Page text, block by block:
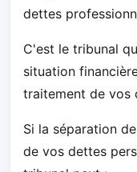
dettes
C'est le tribunal
situation
traitement de vos
Si la séparation
de vos dettes